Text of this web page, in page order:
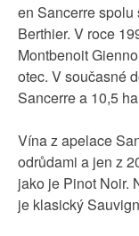
en Sancerre
Berthier. V roce
Montbenoit
otec. V současné
Sancerre a 10,5
Vína z apelace
odrůdami a jen z
jako je Pinot Noir.
je klasický